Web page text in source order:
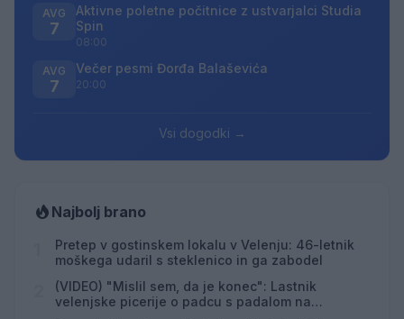
AVG
7
Aktivne poletne počitnice z ustvarjalci Studia
Spin
08:00
AVG
7
Večer pesmi Đorđa Balaševića
20:00
Vsi dogodki →
Najbolj brano
Pretep v gostinskem lokalu v Velenju: 46-letnik
moškega udaril s steklenico in ga zabodel
(VIDEO) "Mislil sem, da je konec": Lastnik
velenjske picerije o padcu s padalom na